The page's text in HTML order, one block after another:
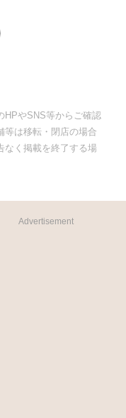
HPやSNS等からご確認
等は移転・閉店の場合
なく掲載を終了する場
Advertisement